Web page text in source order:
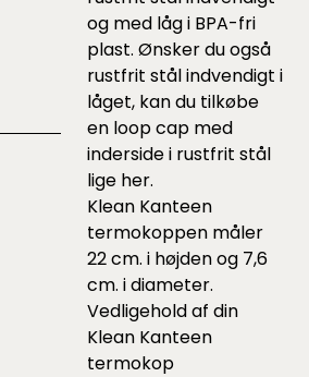
og med låg i BPA-fri
plast. Ønsker du også
rustfrit stål indvendigt i
låget, kan du tilkøbe
en loop cap med
inderside i rustfrit stål
lige her.
Klean Kanteen
termokoppen måler
22 cm. i højden og 7,6
cm. i diameter.
Vedligehold af din
Klean Kanteen
termokop